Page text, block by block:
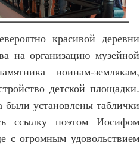
красивой деревни
на организацию музейной
воинам-землякам,
детской площадки.
установлены таблички
ссылку поэтом Иосифом
с огромным удовольствием